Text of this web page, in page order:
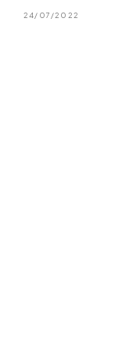
24/07/2022